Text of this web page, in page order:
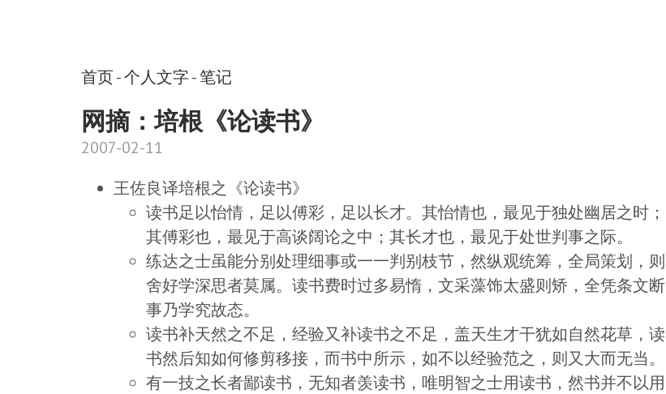
首页-个人文字-笔记
网摘：培根《论读书》
2007-02-11
王佐良译培根之《论读书》
读书足以怡情，足以傅彩，足以长才。其怡情也，最见于独处幽居之时；
其傅彩也，最见于高谈阔论之中；其长才也，最见于处世判事之际。
练达之士虽能分别处理细事或一一判别枝节，然纵观统筹，全局策划，则
舍好学深思者莫属。读书费时过多易惰，文采藻饰太盛则矫，全凭条文断
事乃学究故态。
读书补天然之不足，经验又补读书之不足，盖天生才干犹如自然花草，读
书然后知如何修剪移接，而书中所示，如不以经验范之，则又大而无当。
有一技之长者鄙读书，无知者羡读书，唯明智之士用读书，然书并不以用